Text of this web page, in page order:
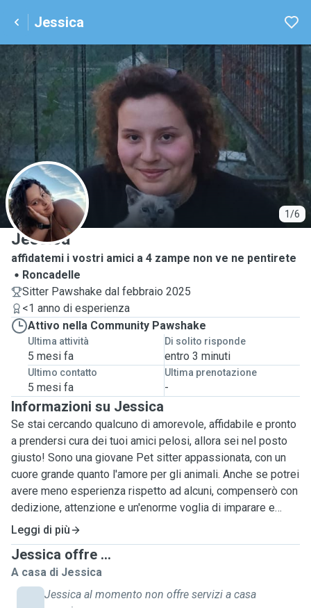
Jessica
1/6
J
Jessica
affidatemi i vostri amici a 4 zampe non ve ne pentirete
Roncadelle
Sitter Pawshake dal febbraio 2025
<1 anno di esperienza
Attivo nella Community Pawshake
Ultima attività
5 mesi fa
Di solito risponde
entro 3 minuti
Ultimo contatto
5 mesi fa
Ultima prenotazione
-
Informazioni su Jessica
Se stai cercando qualcuno di amorevole, affidabile e pronto
a prendersi cura dei tuoi amici pelosi, allora sei nel posto
giusto! Sono una giovane Pet sitter appassionata, con un
cuore grande quanto l'amore per gli animali. Anche se potrei
avere meno esperienza rispetto ad alcuni, compenserò con
dedizione, attenzione e un'enorme voglia di imparare e
crescere.
Mi impegno a fornire un ambiente sicuro, confortevole e
stimolante per i tuoi amici a quattro zampe mentre sei
lontano. Dalle passeggiate energiche al parco alle coccole
sul divano, garantirò che i tuoi animali domestici si sentano
Leggi di più
Jessica offre ...
A casa di Jessica
Jessica al momento non offre servizi a casa